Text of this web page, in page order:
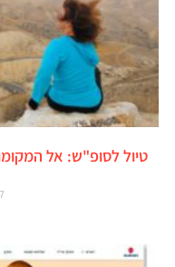
טיול לסופ"ש: אל
7 באוגוסט 2026